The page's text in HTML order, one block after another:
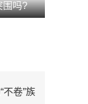
围吗?
卷”族